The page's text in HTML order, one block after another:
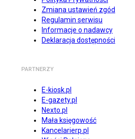
Zmiana ustawień zgód
Regulamin serwisu
Informacje o nadawcy
Deklaracja dostępności
PARTNERZY
E-kiosk.pl
E-gazety.pl
Nexto.pl
Mała księgowość
Kancelarierp.pl